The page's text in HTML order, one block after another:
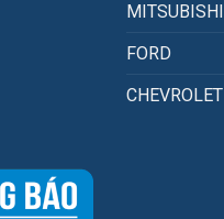
MITSUBISHI
FORD
CHEVROLET